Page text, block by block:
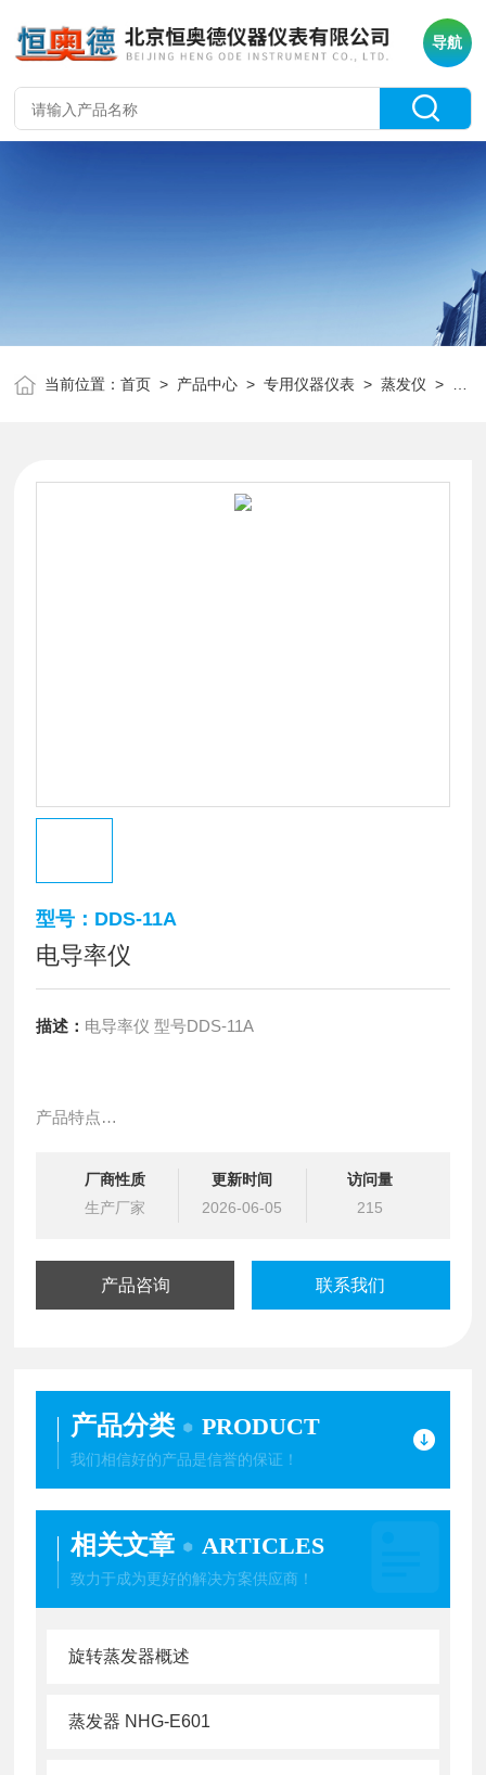
导航
当前位置：首页 > 产品中心 >专用仪器仪表 >蒸发仪 > DDS-11A电导率仪
型号：DDS-11A
电导率仪
描述： 电导率仪 型号DDS-11A
产品特点
自动校准、自动量程选择（6档）
厂商性质
生产厂家
更新时间
2026-06-05
访问量
215
产品咨询 联系我们
产品分类 PRODUCT
我们相信好的产品是信誉的保证！
相关文章 ARTICLES
致力于成为更好的解决方案供应商！
旋转蒸发器概述
蒸发器 NHG-E601